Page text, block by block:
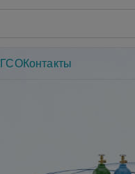
ГСОКонтакты